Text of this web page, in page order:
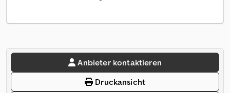
Anbieter kontaktieren
Druckansicht